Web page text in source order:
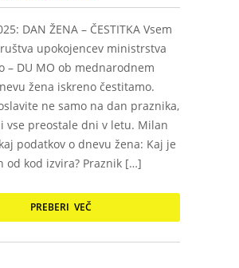
DAN ŽENA – ČESTITKA Vsem
upokojencev ministrstva
– DU MO ob mednarodnem
žena iskreno čestitamo.
ne samo na dan praznika,
vse preostale dni v letu. Milan
podatkov o dnevu žena: Kaj je
od kod izvira? Praznik […]
PREBERI VEČ